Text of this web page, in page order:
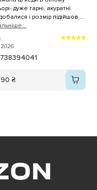
дуже гарні, акуратні.
і розмір підійшов,
трішки більші. Дякую, як
за оперативну доставку!
38394041
₴